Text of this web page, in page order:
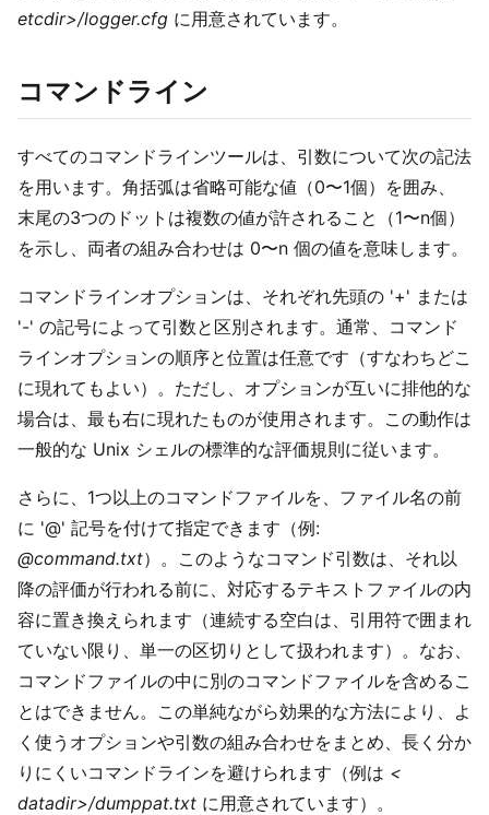
etcdir>/logger.cfg に用意されています。
コマンドライン
すべてのコマンドラインツールは、引数について次の記法
を用います。角括弧は省略可能な値（0〜1個）を囲み、
末尾の3つのドットは複数の値が許されること（1〜n個）
を示し、両者の組み合わせは 0〜n 個の値を意味します。
コマンドラインオプションは、それぞれ先頭の '+' または
'-' の記号によって引数と区別されます。通常、コマンド
ラインオプションの順序と位置は任意です（すなわちどこ
に現れてもよい）。ただし、オプションが互いに排他的な
場合は、最も右に現れたものが使用されます。この動作は
一般的な Unix シェルの標準的な評価規則に従います。
さらに、1つ以上のコマンドファイルを、ファイル名の前
に '@' 記号を付けて指定できます（例:
@command.txt）。このようなコマンド引数は、それ以
降の評価が行われる前に、対応するテキストファイルの内
容に置き換えられます（連続する空白は、引用符で囲まれ
ていない限り、単一の区切りとして扱われます）。なお、
コマンドファイルの中に別のコマンドファイルを含めるこ
とはできません。この単純ながら効果的な方法により、よ
く使うオプションや引数の組み合わせをまとめ、長く分か
りにくいコマンドラインを避けられます（例は <
datadir>/dumppat.txt に用意されています）。